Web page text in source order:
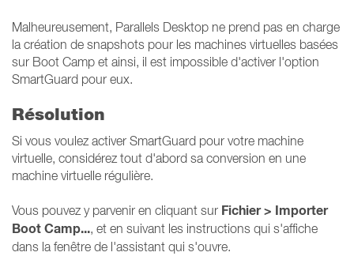
Malheureusement, Parallels Desktop ne prend pas en charge
la création de snapshots pour les machines virtuelles basées
sur Boot Camp et ainsi, il est impossible d'activer l'option
SmartGuard pour eux.
Résolution
Si vous voulez activer SmartGuard pour votre machine
virtuelle, considérez tout d'abord sa conversion en une
machine virtuelle régulière.
Vous pouvez y parvenir en cliquant sur Fichier > Importer
Boot Camp..., et en suivant les instructions qui s'affiche
dans la fenêtre de l'assistant qui s'ouvre.